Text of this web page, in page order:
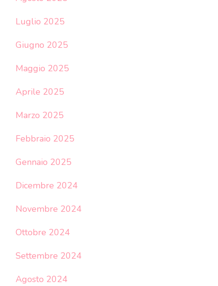
Luglio 2025
Giugno 2025
Maggio 2025
Aprile 2025
Marzo 2025
Febbraio 2025
Gennaio 2025
Dicembre 2024
Novembre 2024
Ottobre 2024
Settembre 2024
Agosto 2024